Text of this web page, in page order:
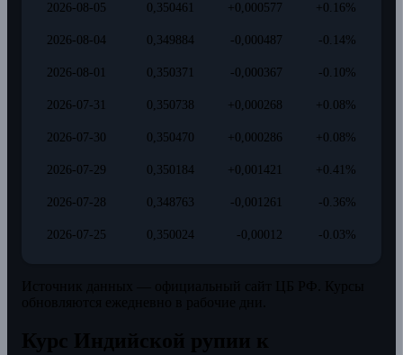
2026-08-05 0,350461 +0,000577 +0.16%
2026-08-04 0,349884 -0,000487 -0.14%
2026-08-01 0,350371 -0,000367 -0.10%
2026-07-31 0,350738 +0,000268 +0.08%
2026-07-30 0,350470 +0,000286 +0.08%
2026-07-29 0,350184 +0,001421 +0.41%
2026-07-28 0,348763 -0,001261 -0.36%
2026-07-25 0,350024 -0,00012 -0.03%